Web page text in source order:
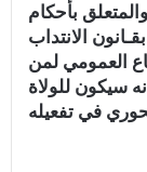
بأحكام
الانتداب
العمومي لمن
مشددا انه سيكون للولاة
في تفعيله